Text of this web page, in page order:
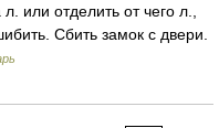
или отделить от чего л.,
Сбить замок с двери.